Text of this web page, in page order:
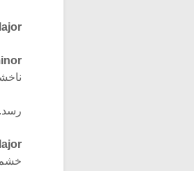
:
:
رسد.
: